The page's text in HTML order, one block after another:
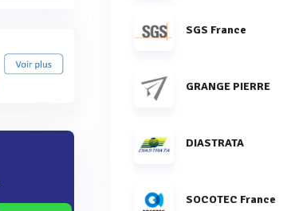
SGS France
GRANGE PIERRE
DIASTRATA
SOCOTEC France